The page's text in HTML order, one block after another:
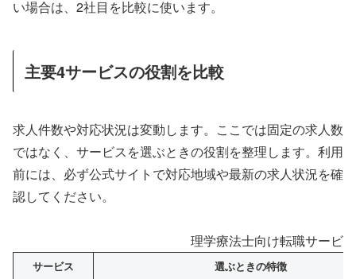
い場合は、2社目を比較に使います。
主要4サービスの役割を比較
求人件数や対応状況は変動します。ここでは固定の求人数
ではなく、サービスを選ぶときの役割を整理します。利用
前には、必ず公式サイトで対応地域や最新の求人状況を確
認してください。
理学療法士向け転職サービ
サービス 選ぶときの特徴